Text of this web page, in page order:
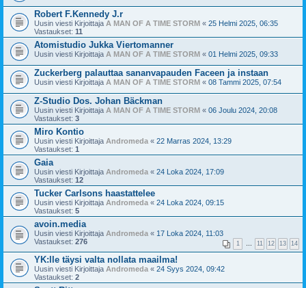
Robert F.Kennedy J.r
Uusin viesti Kirjoittaja A MAN OF A TIME STORM « 25 Helmi 2025, 06:35
Vastaukset: 11
Atomistudio Jukka Viertomanner
Uusin viesti Kirjoittaja A MAN OF A TIME STORM « 01 Helmi 2025, 09:33
Zuckerberg palauttaa sananvapauden Faceen ja instaan
Uusin viesti Kirjoittaja A MAN OF A TIME STORM « 08 Tammi 2025, 07:54
Z-Studio Dos. Johan Bäckman
Uusin viesti Kirjoittaja A MAN OF A TIME STORM « 06 Joulu 2024, 20:08
Vastaukset: 3
Miro Kontio
Uusin viesti Kirjoittaja Andromeda « 22 Marras 2024, 13:29
Vastaukset: 1
Gaia
Uusin viesti Kirjoittaja Andromeda « 24 Loka 2024, 17:09
Vastaukset: 12
Tucker Carlsons haastattelee
Uusin viesti Kirjoittaja Andromeda « 24 Loka 2024, 09:15
Vastaukset: 5
avoin.media
Uusin viesti Kirjoittaja Andromeda « 17 Loka 2024, 11:03
Vastaukset: 276 1 … 11 12 13 14
YK:lle täysi valta nollata maailma!
Uusin viesti Kirjoittaja Andromeda « 24 Syys 2024, 09:42
Vastaukset: 2